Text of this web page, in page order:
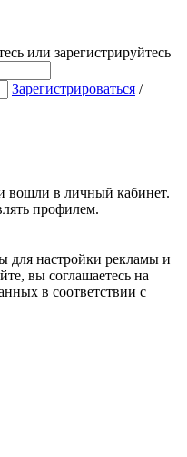
или зарегистрируйтесь
Зарегистрироваться /
вошли в личный кабинет.
профилем.
для настройки рекламы и
вы соглашаетесь на
в соответствии с